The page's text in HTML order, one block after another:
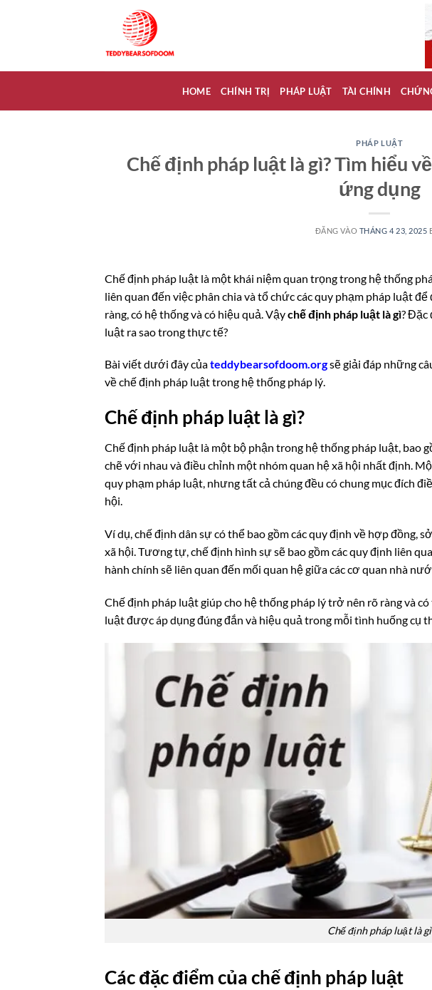
HOME CHÍNH TRỊ PHÁP LUẬT TÀI CHÍNH
PHÁP LUẬT
Chế định pháp luật là gì? Tìm hiểu
ứng dụng
ĐĂNG VÀO THÁNG 4 23, 2025
Chế định pháp luật là một khái niệm quan trọng trong hệ thống
liên quan đến việc phân chia và tổ chức các quy phạm pháp luật
ràng, có hệ thống và có hiệu quả. Vậychế định pháp luật là gì? Đặc
luật ra sao trong thực tế?
Bài viết dưới đây củateddybearsofdoom.orgsẽ giải đáp những
về chế định pháp luật trong hệ thống pháp lý.
Chế định pháp luật là gì?
Chế định pháp luật là một bộ phận trong hệ thống pháp luật, bao
chẽ với nhau và điều chỉnh một nhóm quan hệ xã hội nhất định.
quy phạm pháp luật, nhưng tất cả chúng đều có chung mục đích
hội.
Ví dụ, chế định dân sự có thể bao gồm các quy định về hợp đồng,
xã hội. Tương tự, chế định hình sự sẽ bao gồm các quy định liên
hành chính sẽ liên quan đến mối quan hệ giữa các cơ quan nhà
Chế định pháp luật giúp cho hệ thống pháp lý trở nên rõ ràng và
luật được áp dụng đúng đắn và hiệu quả trong mỗi tình huống cụ
Chế định pháp luật là gì
Các đặc điểm của chế định pháp luật